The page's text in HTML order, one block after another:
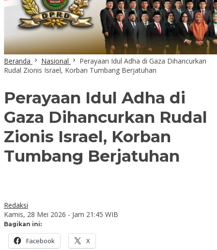
Beranda Nasional
Perayaan Idul Adha di Gaza Dihancurkan
Rudal Zionis Israel, Korban Tumbang Berjatuhan
Perayaan Idul Adha di
Gaza Dihancurkan Rudal
Zionis Israel, Korban
Tumbang Berjatuhan
Redaksi
Kamis, 28 Mei 2026 - Jam 21:45 WIB
Bagikan ini:
Facebook X